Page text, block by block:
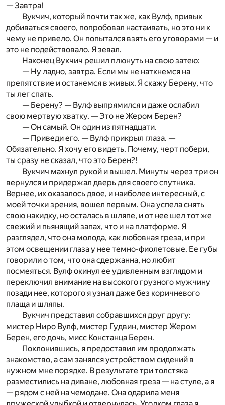
— Завтра!
Вукчич, который почти так же, как Вулф, привык
добиваться своего, попробовал настаивать, но это ни к
чему не привело. Он попытался взять его уговорами — и
это не подействовало. Я зевал.
Наконец Вукчич решил плюнуть на свою затею:
— Ну ладно, завтра. Если мы не наткнемся на
препятствие и останемся в живых. Я скажу Берену, что
ты лег спать.
— Берену? — Вулф выпрямился и даже ослабил
свою мерт­вую хватку. — Это не Жером Берен?
— Он самый. Он один из пятнадцати.
— Приведи его. — Вулф прикрыл глаза. —
Обязательно. Я хочу его видеть. Почему, черт побери,
ты сразу не сказал, что это Берен?!
Вукчич махнул рукой и вышел. Минуты через три он
вернулся и придержал дверь для своего спутника.
Вернее, их оказалось двое, и наиболее интересный, c
моей точки зрения, ­вошел первым. Она успела снять
свою накидку, но осталась в шля­пе, и от нее шел тот же
свежий и пьянящий запах, что и на платформе. Я
разглядел, что она молода, как любовная греза, и при
этом освещении глаза у нее темно-фиолетовые. Ее губы
говорили о том, что она сдержанна, но любит
посмеяться. Вулф окинул ее удивленным взглядом и
переключил внимание на высокого грузного мужчину
позади нее, которого я узнал даже без коричневого
плаща и шляпы.
Вукчич представил собравшихся друг другу:
мистер Ниро Вулф, мистер Гудвин, мистер Жером
Берен, его дочь, мисс Констанца Берен.
Поклонившись, я предоставил им продолжать
знакомство, а сам занялся устройством сидений в
нужном мне порядке. В результате три толстяка
разместились на диване, любовная греза — на стуле, а я
— рядом c ней на чемодане. Она одарила меня